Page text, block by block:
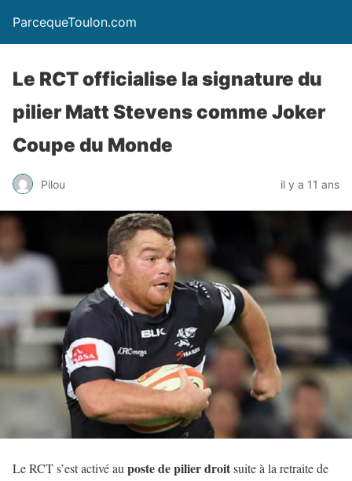
ParcequeToulon.com
Le RCT officialise la signature du
pilier Matt Stevens comme Joker
Coupe du Monde
Pilou il y a 11 ans
Le RCT s’est activé auposte de pilier droitsuite à la retraite de